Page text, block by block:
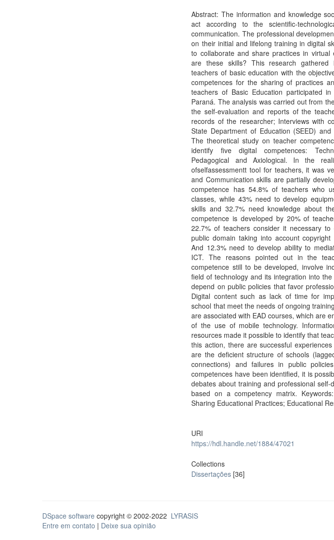
Abstract: The information and knowledge
act according to the scientific-
communication. The professional
on their initial and lifelong training in digital
to collaborate and share practices in
are these skills? This research gathered
teachers of basic education with the
competences for the sharing of practices
teachers of Basic Education participated
Paraná. The analysis was carried out from
the self-evaluation and reports of the
records of the researcher; Interviews with
State Department of Education (SEED)
The theoretical study on teacher
identify five digital competences:
Pedagogical and Axiological. In the
ofselfassessmentt tool for teachers, it was
and Communication skills are partially
competence has 54.8% of teachers who
classes, while 43% need to develop
skills and 32.7% need knowledge about
competence is developed by 20% of
22.7% of teachers consider it necessary
public domain taking into account
And 12.3% need to develop ability to
ICT. The reasons pointed out in the
competence still to be developed, involve
field of technology and its integration into
depend on public policies that favor
Digital content such as lack of time for
school that meet the needs of ongoing
are associated with EAD courses, which are
of the use of mobile technology.
resources made it possible to identify that
this action, there are successful
are the deficient structure of schools
connections) and failures in public
competences have been identified, it is
debates about training and professional
based on a competency matrix.
Sharing Educational Practices; Educational
URI
https://hdl.handle.net/1884/47021
Collections
Dissertações [36]
DSpace software copyright © 2002-2022 LYRASIS
Entre em contato | Deixe sua opinião